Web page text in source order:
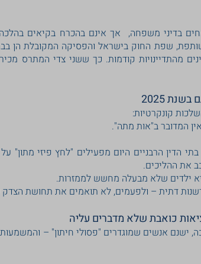
בדיני משפחה, אך אינם בהכרח בקיאים
שפת החוק בישראל והפסיקה המקובלת הן
מהתדיינויות קודמות. כך ששני צדי המתרס
2025
קונקרטיות:
המדובר ב"אות מתה".
בתי הדין הרבניים היום מפעילים "לחץ פיזי מתון"
את ההליכים.
ילדים שלא מבעלה מחשש לממזרות.
דתית – ולפעמים, לא תואמים את תחושת הצדק
כואבת שלא מדברים עליה
ישנם אנשים שמוגדרים "פסולי חיתון" –